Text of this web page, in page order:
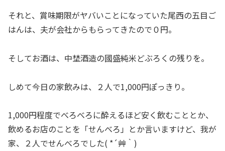
それと、賞味期限がヤバいことになっていた尾西の五目ご
はんは、夫が会社からもらってきたので０円。
そしてお酒は、中埜酒造の國盛純米どぶろくの残りを。
しめて今日の家飲みは、２人で1,000円ぽっきり。
1,000円程度でべろべろに酔えるほど安く飲むこととか、
飲めるお店のことを「せんべろ」とか言いますけど、我が
家、２人でせんべろでした( *´艸｀)